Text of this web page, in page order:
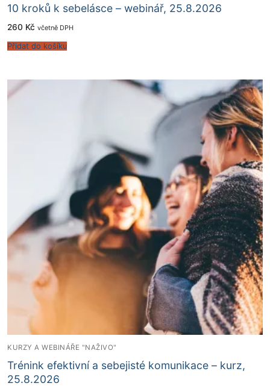
10 kroků k sebelásce – webinář, 25.8.2026
260 Kč včetně DPH
Přidat do košíku
KURZY A WEBINÁŘE "NAŽIVO"
Trénink efektivní a sebejisté komunikace – kurz,
25.8.2026